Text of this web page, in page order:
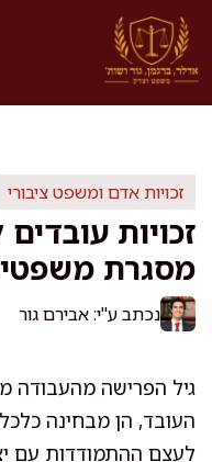
לדלג
לתוכן
זכויות אדם ומשפט ציבורי
זכויות
מסגרת
נכתב ע"י: אבירם גור
גיל הפרישה מהעבודה
העובד, הן מבחינה
לעצם ההתמודדות עם